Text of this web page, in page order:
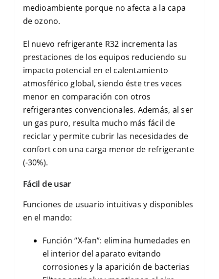
medioambiente porque no afecta a la capa
de ozono.
El nuevo refrigerante R32 incrementa las
prestaciones de los equipos reduciendo su
impacto potencial en el calentamiento
atmosférico global, siendo éste tres veces
menor en comparación con otros
refrigerantes convencionales. Además, al ser
un gas puro, resulta mucho más fácil de
reciclar y permite cubrir las necesidades de
confort con una carga menor de refrigerante
(-30%).
Fácil de usar
Funciones de usuario intuitivas y disponibles
en el mando:
Función “X-fan”: elimina humedades en
el interior del aparato evitando
corrosiones y la aparición de bacterias